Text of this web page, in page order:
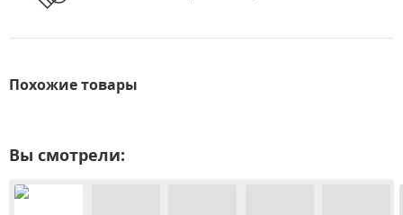
Похожие товары
Вы смотрели: